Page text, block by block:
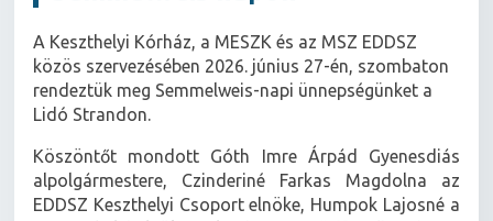
Semmelweis napon
A Keszthelyi Kórház, a MESZK és az MSZ EDDSZ
közös szervezésében 2026. június 27-én, szombaton
rendeztük meg Semmelweis-napi ünnepségünket a
Köszöntőt mondott Góth Imre Árpád Gyenesdiás
alpolgármestere, Czinderiné Farkas Magdolna az